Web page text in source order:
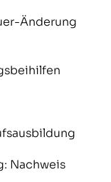
Änderung
Nachweis